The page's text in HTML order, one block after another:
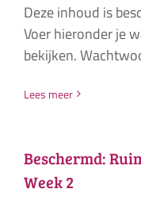
Deze inhoud is
Voer hieronder je
bekijken.
Lees meer
Beschermd:
Week 2